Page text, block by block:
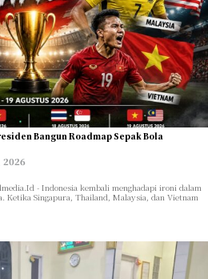
Bangun Roadmap Sepak Bola
- Indonesia kembali menghadapi ironi dalam
Ketika Singapura, Thailand, Malaysia, dan Vietnam